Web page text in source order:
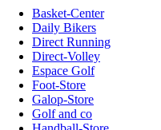
Basket-Center
Daily Bikers
Direct Running
Direct-Volley
Espace Golf
Foot-Store
Galop-Store
Golf and co